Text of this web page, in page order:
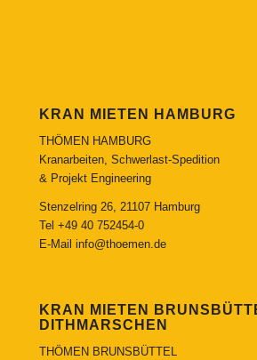
KRAN MIETEN HAMBURG
THÖMEN HAMBURG
Kranarbeiten, Schwerlast-Spedition
& Projekt Engineering
Stenzelring 26, 21107 Hamburg
Tel +49 40 752454-0
E-Mail info@thoemen.de
KRAN MIETEN
DITHMARSCHEN
THÖMEN BRUNSBÜTTEL